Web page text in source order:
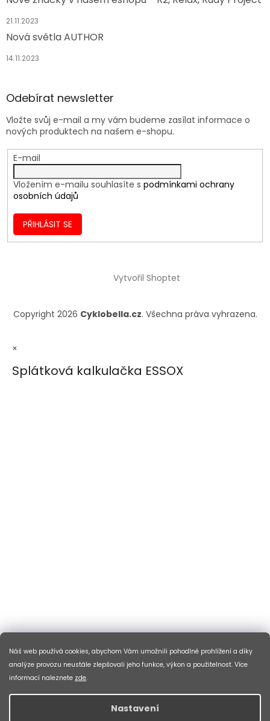
Náš web používá cookies, abychom Vám umožnili pohodlné prohlížení a díky
analýze provozu neustále zlepšovali jeho funkce, výkon a použitelnost. Více
informací naleznete zde.
Nastavení
21.11.2023
Nová světla AUTHOR
14.11.2023
Odebírat newsletter
Vložte svůj e-mail a my vám budeme zasílat informace o
nových produktech na našem e-shopu.
E-mail
Vložením e-mailu souhlasíte s podmínkami ochrany
osobních údajů
PŘIHLÁSIT SE
Vytvořil Shoptet
Copyright 2026 Cyklobella.cz. Všechna práva vyhrazena.
×
Splátková kalkulačka ESSOX